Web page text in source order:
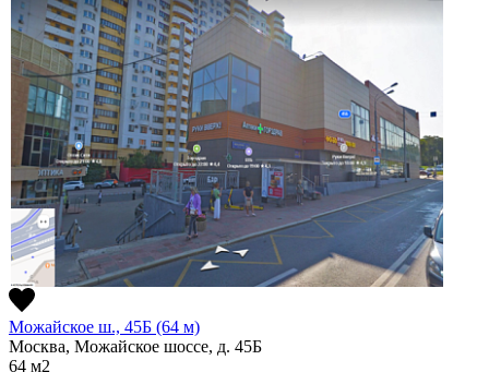
Можайское ш., 45Б (64 м)
Москва, Можайское шоссе, д. 45Б
64 м2